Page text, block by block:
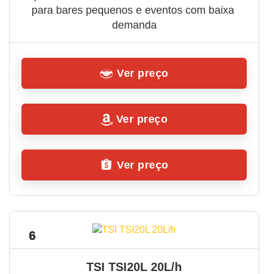
para bares pequenos e eventos com baixa
demanda
Ver preço
Ver preço
Ver preço
6
TSI TSI20L 20L/h